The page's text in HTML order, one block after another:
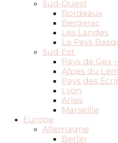
Sud-Ouest
Bordeaux
Bergerac
Les Landes
Le Pays
Sud-Est
Pays de Gex
Alpes du
Pays des
Lyon
Arles
Marseille
Europe
Allemagne
Berlin